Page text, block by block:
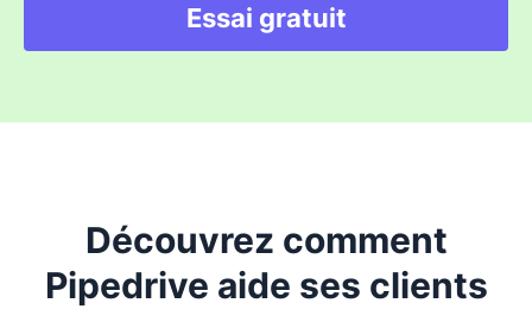
Essai gratuit
Découvrez comment
Pipedrive aide ses clients